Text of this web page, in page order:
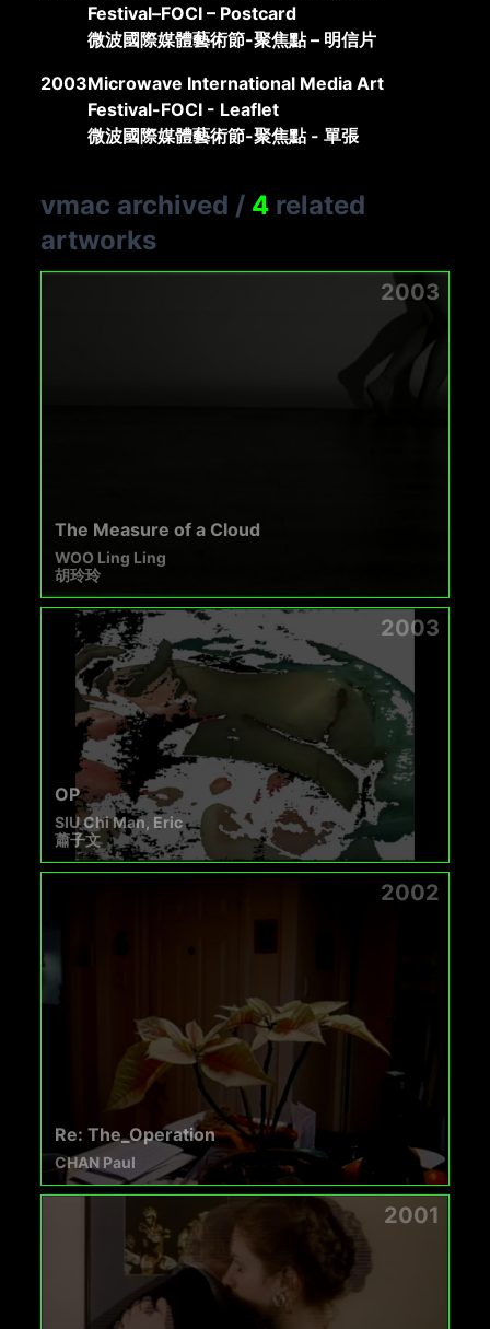
Festival–FOCI – Postcard
微波國際媒體藝術節-聚焦點 – 明信片
2003Microwave International Media Art
Festival-FOCI - Leaflet
微波國際媒體藝術節-聚焦點 - 單張
vmac archived / 4 related
artworks
2003
The Measure of a Cloud
WOO Ling Ling
胡玲玲
2003
OP
SIU Chi Man, Eric
蕭子文
2002
Re: The_Operation
CHAN Paul
2001